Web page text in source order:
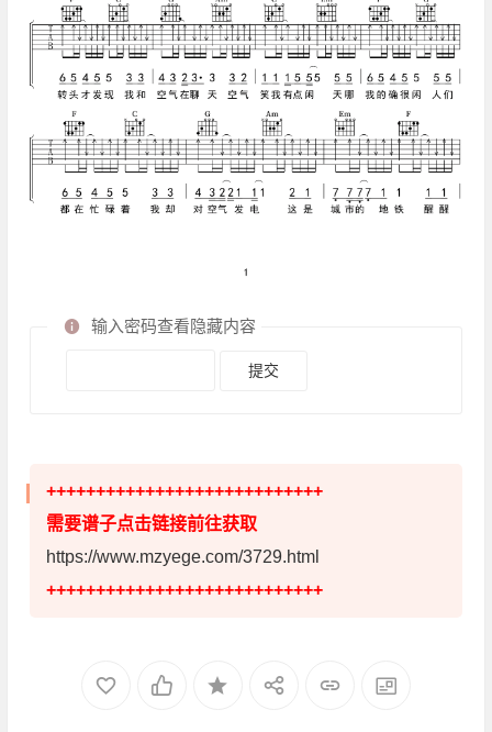
输入密码查看隐藏内容
++++++++++++++++++++++++++++
需要谱子点击链接前往获取
https://www.mzyege.com/3729.html
++++++++++++++++++++++++++++